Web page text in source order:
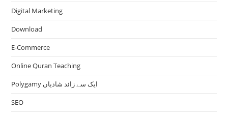
Digital Marketing
Download
E-Commerce
Online Quran Teaching
Polygamy ایک سے زائد شادیاں
SEO